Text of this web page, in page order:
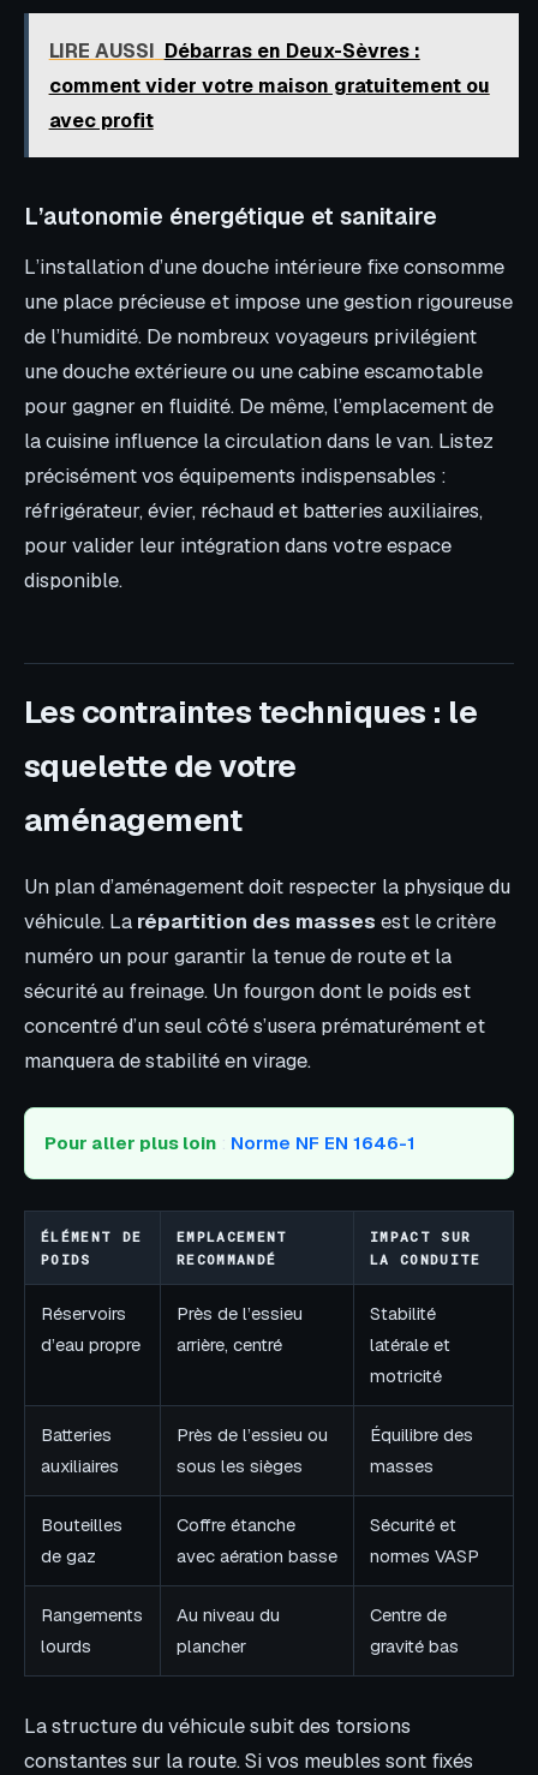
LIRE AUSSI Débarras en Deux-Sèvres :
comment vider votre maison gratuitement ou
avec profit
L’autonomie énergétique et sanitaire
L’installation d’une douche intérieure fixe consomme
une place précieuse et impose une gestion rigoureuse
de l’humidité. De nombreux voyageurs privilégient
une douche extérieure ou une cabine escamotable
pour gagner en fluidité. De même, l’emplacement de
la cuisine influence la circulation dans le van. Listez
précisément vos équipements indispensables :
réfrigérateur, évier, réchaud et batteries auxiliaires,
pour valider leur intégration dans votre espace
disponible.
Les contraintes techniques : le
squelette de votre
aménagement
Un plan d’aménagement doit respecter la physique du
véhicule. La répartition des masses est le critère
numéro un pour garantir la tenue de route et la
sécurité au freinage. Un fourgon dont le poids est
concentré d’un seul côté s’usera prématurément et
manquera de stabilité en virage.
Pour aller plus loin : Norme NF EN 1646-1
ÉLÉMENT DE
POIDS
EMPLACEMENT
RECOMMANDÉ
IMPACT SUR
LA CONDUITE
Réservoirs
d’eau propre
Près de l’essieu
arrière, centré
Stabilité
latérale et
motricité
Batteries
auxiliaires
Près de l’essieu ou
sous les sièges
Équilibre des
masses
Bouteilles
de gaz
Coffre étanche
avec aération basse
Sécurité et
normes VASP
Rangements
lourds
Au niveau du
plancher
Centre de
gravité bas
La structure du véhicule subit des torsions
constantes sur la route. Si vos meubles sont fixés